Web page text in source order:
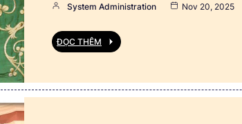
System Administration Nov 20, 2025
ĐỌC THÊM